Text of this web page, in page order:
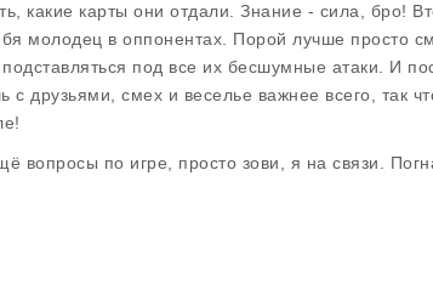
какие карты они отдали. Знание - сила, бро!
молодец в оппонентах. Порой лучше просто
подставляться под все их бесшумные атаки. И
друзьями, смех и веселье важнее всего, так
вопросы по игре, просто зови, я на связи.